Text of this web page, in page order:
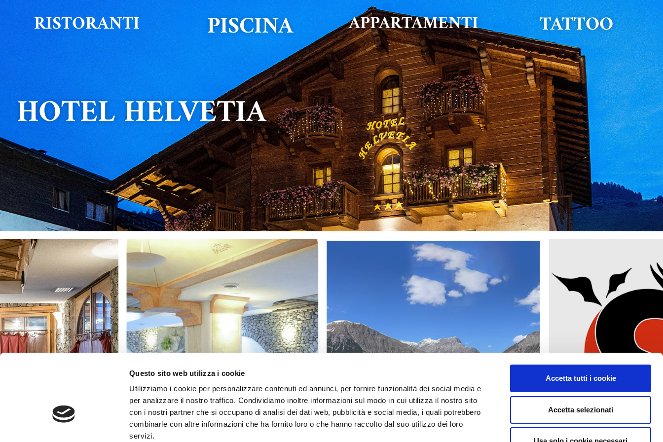
Questo sito web utilizza i cookie
Utilizziamo i cookie per personalizzare contenuti ed annunci, per fornire funzionalità dei social media e
per analizzare il nostro traffico. Condividiamo inoltre informazioni sul modo in cui utilizza il nostro sito
con i nostri partner che si occupano di analisi dei dati web, pubblicità e social media, i quali potrebbero
combinarle con altre informazioni che ha fornito loro o che hanno raccolto dal suo utilizzo dei loro
servizi.
Accetta tutti i cookie
Accetta selezionati
RISTORANTI PISCINA APPARTAMENTI TATTOO
HOTEL HELVETIA